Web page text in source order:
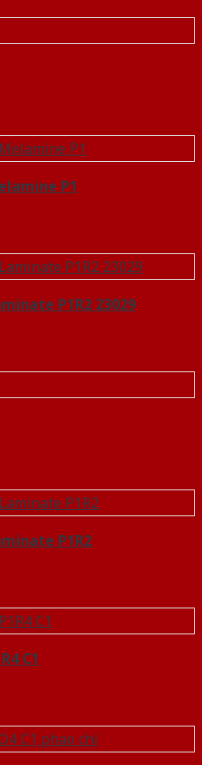
P1
P1R2 23029
P1R2
C1